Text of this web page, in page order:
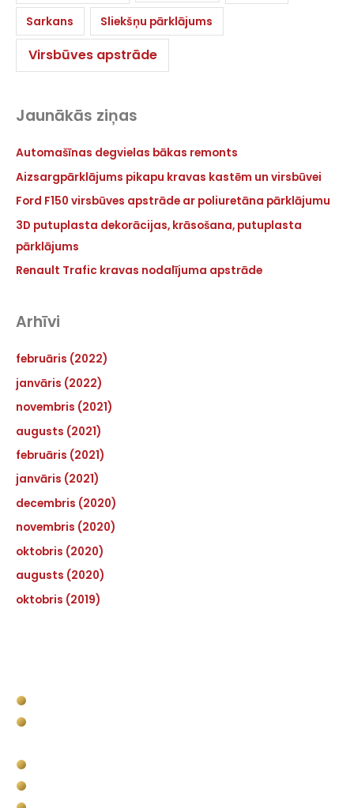
Sarkans Sliekšņu pārklājums
Virsbūves apstrāde
Jaunākās ziņas
Automašīnas degvielas bākas remonts
Aizsargpārklājums pikapu kravas kastēm un virsbūvei
Ford F150 virsbūves apstrāde ar poliuretāna pārklājumu
3D putuplasta dekorācijas, krāsošana, putuplasta
pārklājums
Renault Trafic kravas nodalījuma apstrāde
Arhīvi
februāris (2022)
janvāris (2022)
novembris (2021)
augusts (2021)
februāris (2021)
janvāris (2021)
decembris (2020)
novembris (2020)
oktobris (2020)
augusts (2020)
oktobris (2019)